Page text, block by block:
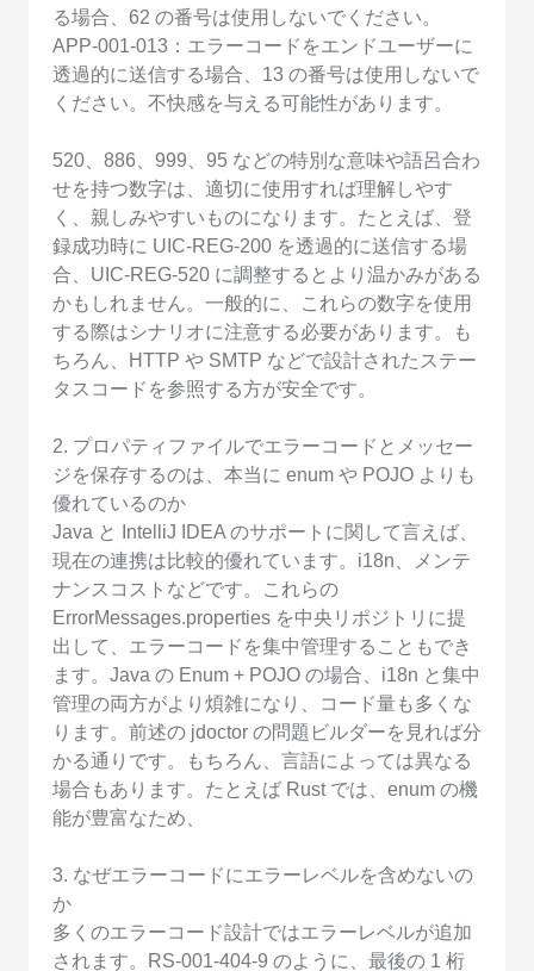
る場合、62 の番号は使用しないでください。
APP-001-013：エラーコードをエンドユーザーに
透過的に送信する場合、13 の番号は使用しないで
ください。不快感を与える可能性があります。
520、886、999、95 などの特別な意味や語呂合わ
せを持つ数字は、適切に使用すれば理解しやす
く、親しみやすいものになります。たとえば、登
録成功時に UIC-REG-200 を透過的に送信する場
合、UIC-REG-520 に調整するとより温かみがある
かもしれません。一般的に、これらの数字を使用
する際はシナリオに注意する必要があります。も
ちろん、HTTP や SMTP などで設計されたステー
タスコードを参照する方が安全です。
2. プロパティファイルでエラーコードとメッセー
ジを保存するのは、本当に enum や POJO よりも
優れているのか
Java と IntelliJ IDEA のサポートに関して言えば、
現在の連携は比較的優れています。i18n、メンテ
ナンスコストなどです。これらの
ErrorMessages.properties を中央リポジトリに提
出して、エラーコードを集中管理することもでき
ます。Java の Enum + POJO の場合、i18n と集中
管理の両方がより煩雑になり、コード量も多くな
ります。前述の jdoctor の問題ビルダーを見れば分
かる通りです。もちろん、言語によっては異なる
場合もあります。たとえば Rust では、enum の機
能が豊富なため、
3. なぜエラーコードにエラーレベルを含めないの
か
多くのエラーコード設計ではエラーレベルが追加
されます。RS-001-404-9 のように、最後の 1 桁